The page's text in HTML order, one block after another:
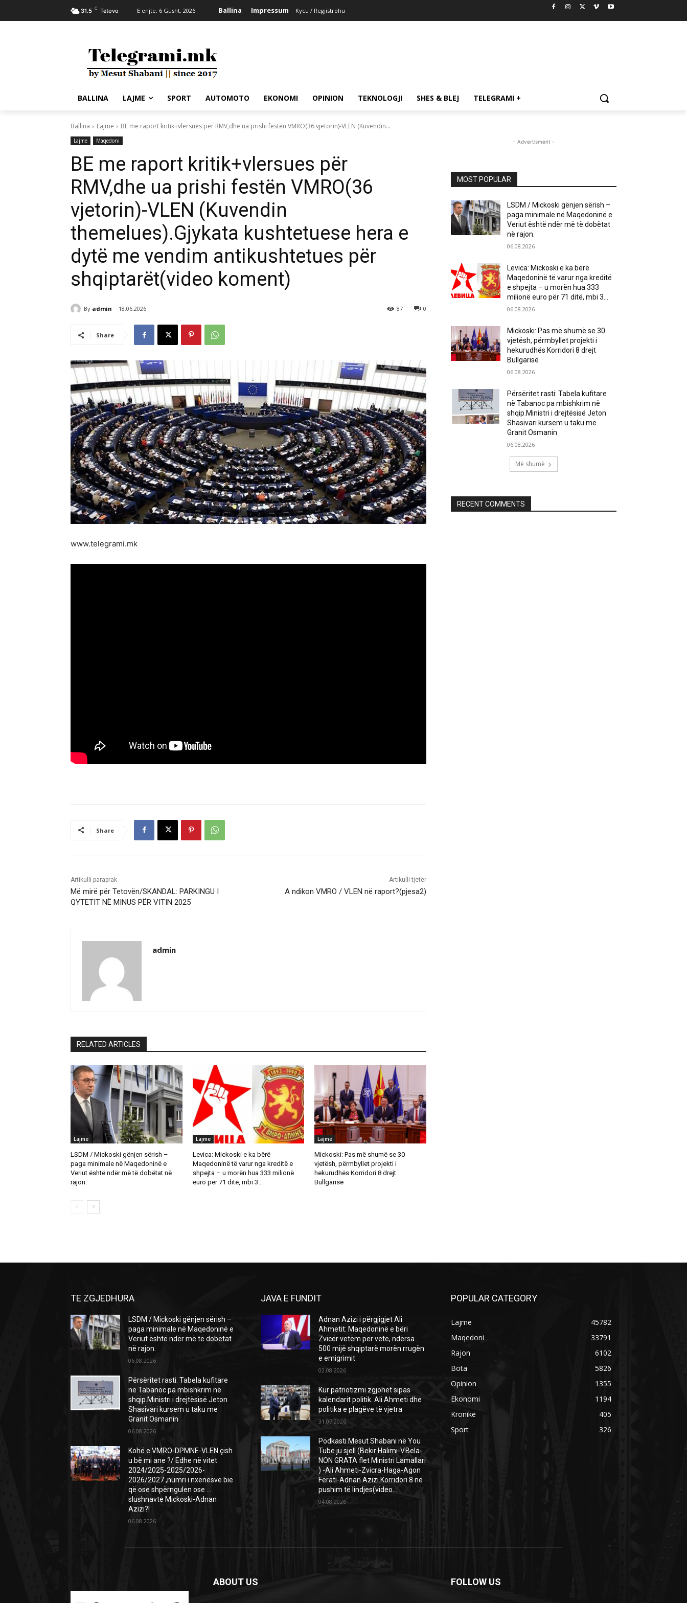
31.5 C Tetovo E enjte, 6 Gusht, 2026 Ballina Impressum Kycu / Regjistrohu
BALLINA LAJME SPORT AUTOMOTO EKONOMI OPINION TEKNOLOGJI SHES & BLEJ TELEGRAMI +
Ballina Lajme BE me raport kritik+vlersues për RMV,dhe ua prishi festën VMRO(36 vjetorin)-VLEN (Kuvendin...
Lajme Maqedoni
BE me raport kritik+vlersues për
RMV,dhe ua prishi festën VMRO(36
vjetorin)-VLEN (Kuvendin
themelues).Gjykata kushtetuese hera e
dytë me vendim antikushtetues për
shqiptarët(video koment)
By admin 18.06.2026 0
87
Share
www.telegrami.mk
Share
Artikulli paraprak
Më mirë për Tetovën/SKANDAL: PARKINGU I
QYTETIT NË MINUS PËR VITIN 2025
Artikulli tjetër
A ndikon VMRO / VLEN në raport?(pjesa2)
admin
RELATED ARTICLES
Lajme
LSDM / Mickoski gënjen sërish –
paga minimale në Maqedoninë e
Veriut është ndër më të dobëtat në
rajon.
Lajme
Levica: Mickoski e ka bërë
Maqedoninë të varur nga kreditë e
shpejta – u morën hua 333 milionë
euro për 71 ditë, mbi 3...
Lajme
Mickoski: Pas më shumë se 30
vjetësh, përmbyllet projekti i
hekurudhës Korridori 8 drejt
Bullgarisë
- Advertisment -
MOST POPULAR
LSDM / Mickoski gënjen sërish –
paga minimale në Maqedoninë e
Veriut është ndër më të dobëtat
në rajon.
06.08.2026
Levica: Mickoski e ka bërë
Maqedoninë të varur nga kreditë
e shpejta – u morën hua 333
milionë euro për 71 ditë, mbi 3...
06.08.2026
Mickoski: Pas më shumë se 30
vjetësh, përmbyllet projekti i
hekurudhës Korridori 8 drejt
Bullgarisë
06.08.2026
Përsëritet rasti: Tabela kufitare
në Tabanoc pa mbishkrim në
shqip.Ministri i drejtësisë Jeton
Shasivari kursem u taku me
Granit Osmanin
06.08.2026
Më shumë
RECENT COMMENTS
TE ZGJEDHURA
LSDM / Mickoski gënjen sërish –
paga minimale në Maqedoninë e
Veriut është ndër më të dobëtat
në rajon.
06.08.2026
Përsëritet rasti: Tabela kufitare
në Tabanoc pa mbishkrim në
shqip.Ministri i drejtësisë Jeton
Shasivari kursem u taku me
Granit Osmanin
06.08.2026
Kohë e VMRO-DPMNE-VLEN çish
u bë mi ane ?/ Edhe në vitet
2024/2025-2025/2026-
2026/2027 ,numri i nxënësve bie
që ose shpërngulen ose …
slushnavte Mickoski-Adnan
Azizi?!
06.08.2026
JAVA E FUNDIT
Adnan Azizi i përgjigjet Ali
Ahmetit: Maqedoninë e bëri
Zvicër vetëm për vete, ndërsa
500 mijë shqiptarë morën rrugën
e emigrimit
02.08.2026
Kur patriotizmi zgjohet sipas
kalendarit politik. Ali Ahmeti dhe
politika e plagëve të vjetra
31.07.2026
Podkasti Mesut Shabani në You
Tube ju sjell (Bekir Halimi-V.Bela-
NON GRATA flet Ministri Lamallari
) -Ali Ahmeti-Zvicra-Haga-Agon
Ferati-Adnan Azizi.Korridori 8 në
pushim të lindjes(video...
04.08.2026
POPULAR CATEGORY
Lajme
45782
Maqedoni
33791
Rajon
6102
Bota
5826
Opinion
1355
Ekonomi
1194
Kronikë
405
Sport
326
ABOUT US FOLLOW US